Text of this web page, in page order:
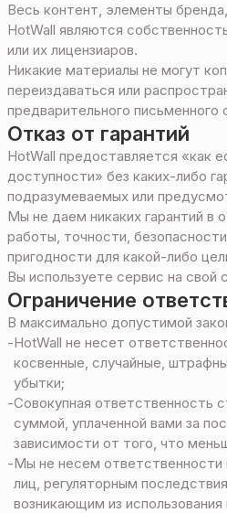
Весь контент, элементы
HotWall являются
или их лицензиаров.
Никакие материалы не могут
переиздаваться или
предварительного письменного
Отказ от гарантий
HotWall предоставляется «как
доступности» без каких-либо
подразумеваемых или
Мы не даем никаких гарантий в
работы, точности,
пригодности для какой-либо
Вы используете сервис на свой
Ограничение
В максимально допустимой
-HotWall не несет
косвенные, случайные,
убытки;
-Совокупная ответственность
суммой, уплаченной вами за
зависимости от того, что
-Мы не несем ответственности
лиц, регуляторным
возникающим из